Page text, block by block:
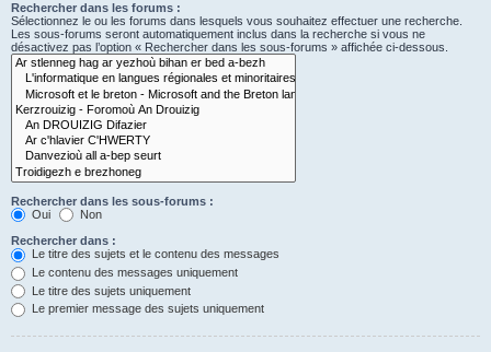
Rechercher dans les forums :
Sélectionnez le ou les forums dans lesquels vous souhaitez effectuer une recherche.
Les sous-forums seront automatiquement inclus dans la recherche si vous ne
désactivez pas l’option « Rechercher dans les sous-forums » affichée ci-dessous.
Rechercher dans les sous-forums :
Oui
Non
Rechercher dans :
Le titre des sujets et le contenu des messages
Le contenu des messages uniquement
Le titre des sujets uniquement
Le premier message des sujets uniquement